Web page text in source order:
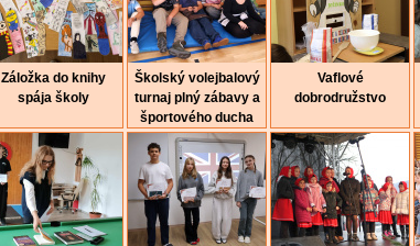
Záložka do knihy
spája školy
Školský volejbalový
turnaj plný zábavy a
športového ducha
Vaflové
dobrodružstvo